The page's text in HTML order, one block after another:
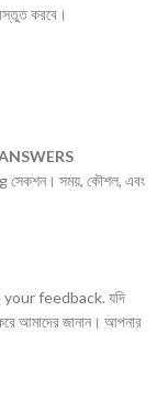
করবে।
সেকশন। সময়, কৌশল, এবং
feedback. যদি
আমাদের জানান। আপনার